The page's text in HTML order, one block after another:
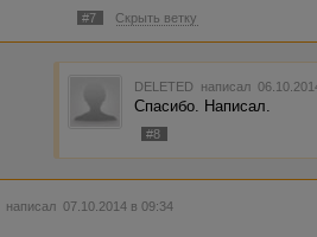
#7 Скрыть ветку
DELETED написал
Спасибо. Написал.
#8
написал 07.10.2014 в 09:34